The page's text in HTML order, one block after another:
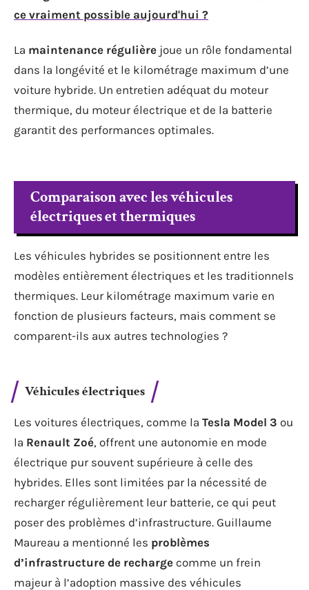
ce vraiment possible aujourd'hui ?
La maintenance régulière joue un rôle fondamental
dans la longévité et le kilométrage maximum d’une
voiture hybride. Un entretien adéquat du moteur
thermique, du moteur électrique et de la batterie
garantit des performances optimales.
Comparaison avec les véhicules
électriques et thermiques
Les véhicules hybrides se positionnent entre les
modèles entièrement électriques et les traditionnels
thermiques. Leur kilométrage maximum varie en
fonction de plusieurs facteurs, mais comment se
comparent-ils aux autres technologies ?
Véhicules électriques
Les voitures électriques, comme la Tesla Model 3 ou
la Renault Zoé, offrent une autonomie en mode
électrique pur souvent supérieure à celle des
hybrides. Elles sont limitées par la nécessité de
recharger régulièrement leur batterie, ce qui peut
poser des problèmes d’infrastructure. Guillaume
Maureau a mentionné les problèmes
d’infrastructure de recharge comme un frein
majeur à l’adoption massive des véhicules